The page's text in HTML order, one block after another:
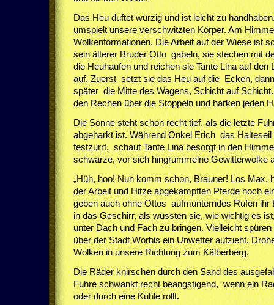
Das Heu duftet würzig und ist leicht zu
umspielt unsere verschwitzten Körper. Am
Wolkenformationen. Die Arbeit auf der Wiese ist
sein älterer Bruder Otto gabeln, sie stechen mit
die Heuhaufen und reichen sie Tante Lina auf
auf. Zuerst setzt sie das Heu auf die Ecken,
später die Mitte des Wagens, Schicht auf
den Rechen über die Stoppeln und harken jeden
Die Sonne steht schon recht tief, als die letzte
abgeharkt ist. Während Onkel Erich das Halteseil
festzurrt, schaut Tante Lina besorgt in den
schwarze, vor sich hingrummelne Gewitterwolke
„Hüh, hoo! Nun komm schon, Brauner! Los Max,
der Arbeit und Hitze abgekämpften Pferde noch
geben auch ohne Ottos aufmunterndes Rufen
in das Geschirr, als wüssten sie, wie wichtig es
unter Dach und Fach zu bringen. Vielleicht
über der Stadt Worbis ein Unwetter aufzieht.
Wolken in unsere Richtung zum Kälberberg.
Die Räder knirschen durch den Sand des
Fuhre schwankt recht beängstigend, wenn ein
oder durch eine Kuhle rollt.